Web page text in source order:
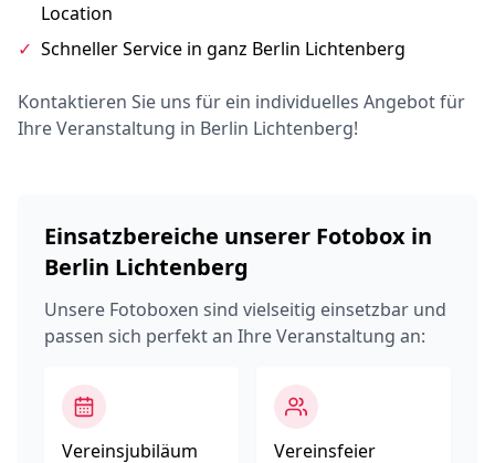
Location
✓ Schneller Service in ganz Berlin Lichtenberg
Kontaktieren Sie uns für ein individuelles Angebot für
Ihre Veranstaltung in Berlin Lichtenberg!
Einsatzbereiche unserer Fotobox in
Berlin Lichtenberg
Unsere Fotoboxen sind vielseitig einsetzbar und
passen sich perfekt an Ihre Veranstaltung an:
Vereinsjubiläum Vereinsfeier